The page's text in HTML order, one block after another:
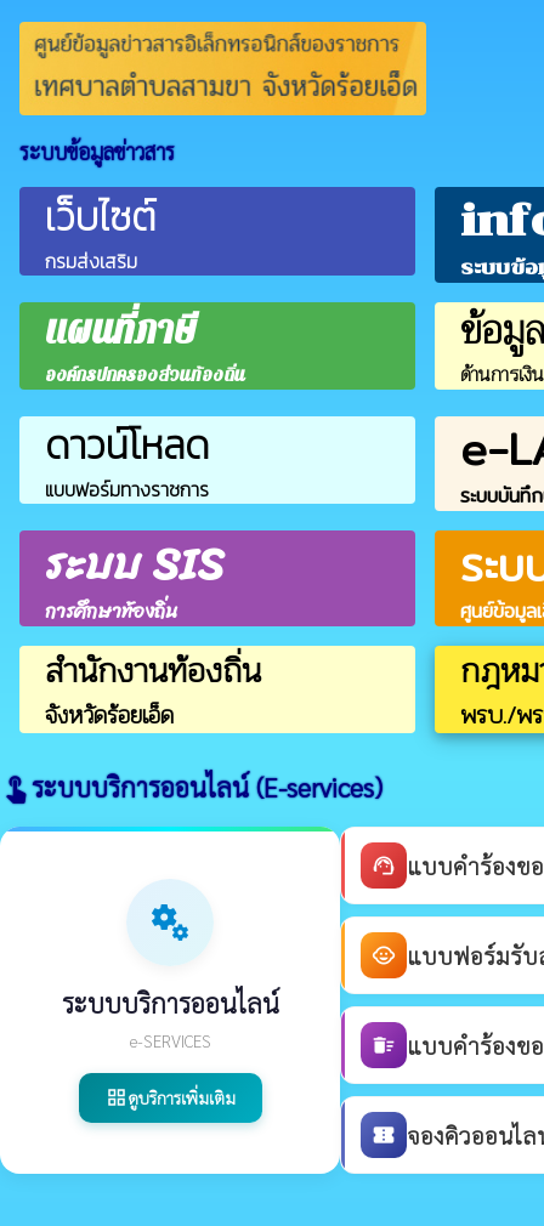
ระบบข้อมูลข่าวสาร
เว็บไซต์
กรมส่งเสริม ระบบข้
แผนที่ภาษี
องค์กรปกครองส่วนท้องถิ่น
ข้อมูล
ด้านการเ
ดาวน์โหลด
แบบฟอร์มทางราชการ
e-
ระบบบัน
ระบบ SIS
การศึกษาท้องถิ่น
ระบ
ศูนย์ข้อมูล
สำนักงานท้องถิ่น
จังหวัดร้อยเอ็ด
กฎห
พรบ./พ
touch_appระบบบริการออนไลน์ (E-services)
miscellaneous_services
ระบบบริการออนไลน์
e-SERVICES
grid_viewดูบริการเพิ่มเติม
support_agent แบบคำร้องข
child_care แบบฟอร์มรับ
delete_sweep แบบคำร้องข
confirmation_number จองคิวออนไ